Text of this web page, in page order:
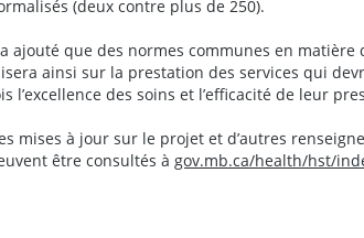
(deux contre plus de 250).
ajouté que des normes communes en
ainsi sur la prestation des services qui
l’excellence des soins et l’efficacité de leur
mises à jour sur le projet et d’autres
être consultés à gov.mb.ca/health/hst/